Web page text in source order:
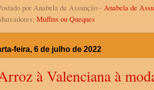
por Anabela de Assunção - Anabela de
Muffins ou Queques
feira, 6 de julho de 2022
à Valenciana à